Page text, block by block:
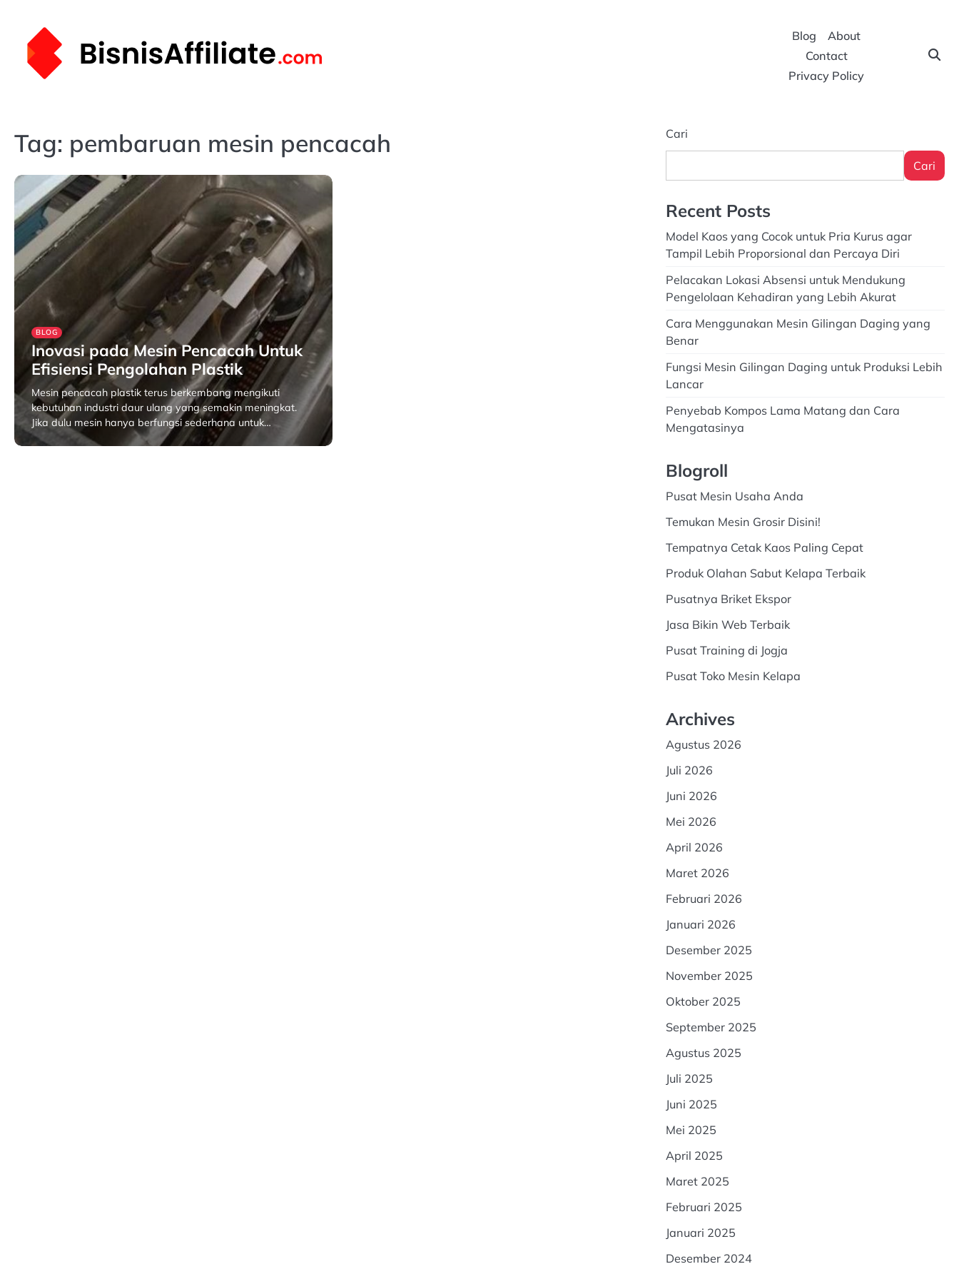
content
Blog
About
Contact
Privacy Policy
Tag: pembaruan mesin pencacah
BLOG
Inovasi pada Mesin Pencacah Untuk
Efisiensi Pengolahan Plastik
Mesin pencacah plastik terus berkembang mengikuti
kebutuhan industri daur ulang yang semakin meningkat.
Jika dulu mesin hanya berfungsi sederhana untuk…
September 22, 2025
Cari
Cari
Recent Posts
Model Kaos yang Cocok untuk Pria Kurus agar
Tampil Lebih Proporsional dan Percaya Diri
Pelacakan Lokasi Absensi untuk Mendukung
Pengelolaan Kehadiran yang Lebih Akurat
Cara Menggunakan Mesin Gilingan Daging yang
Benar
Fungsi Mesin Gilingan Daging untuk Produksi Lebih
Lancar
Penyebab Kompos Lama Matang dan Cara
Mengatasinya
Blogroll
Pusat Mesin Usaha Anda
Temukan Mesin Grosir Disini!
Tempatnya Cetak Kaos Paling Cepat
Produk Olahan Sabut Kelapa Terbaik
Pusatnya Briket Ekspor
Jasa Bikin Web Terbaik
Pusat Training di Jogja
Pusat Toko Mesin Kelapa
Archives
Agustus 2026
Juli 2026
Juni 2026
Mei 2026
April 2026
Maret 2026
Februari 2026
Januari 2026
Desember 2025
November 2025
Oktober 2025
September 2025
Agustus 2025
Juli 2025
Juni 2025
Mei 2025
April 2025
Maret 2025
Februari 2025
Januari 2025
Desember 2024